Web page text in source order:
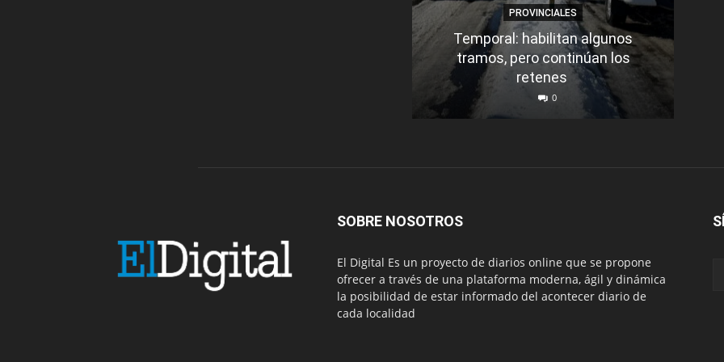
PROVINCIALES
Temporal: habilitan algunos
tramos, pero continúan los
retenes
0
SOBRE NOSOTROS
El Digital Es un proyecto de diarios online que se propone
ofrecer a través de una plataforma moderna, ágil y dinámica
la posibilidad de estar informado del acontecer diario de
cada localidad